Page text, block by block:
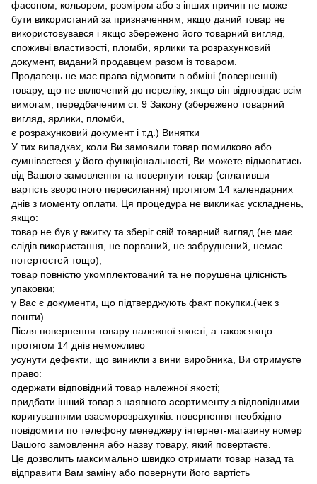
фасоном, кольором, розміром або з інших причин не може
бути використаний за призначенням, якщо даний товар не
використовувався і якщо збережено його товарний вигляд,
споживчі властивості, пломби, ярлики та розрахунковий
документ, виданий продавцем разом із товаром.
Продавець не має права відмовити в обміні (поверненні)
товару, що не включений до переліку, якщо він відповідає всім
вимогам, передбаченим ст. 9 Закону (збережено товарний
вигляд, ярлики, пломби,
є розрахунковий документ і т.д.) Винятки
У тих випадках, коли Ви замовили товар помилково або
сумніваєтеся у його функціональності, Ви можете відмовитись
від Вашого замовлення та повернути товар (сплативши
вартість зворотного пересилання) протягом 14 календарних
днів з моменту оплати. Ця процедура не викликає ускладнень,
якщо:
товар не був у вжитку та зберіг свій товарний вигляд (не має
слідів використання, не порваний, не забруднений, немає
потертостей тощо);
товар повністю укомплектований та не порушена цілісність
упаковки;
у Вас є документи, що підтверджують факт покупки.(чек з
пошти)
Після повернення товару належної якості, а також якщо
протягом 14 днів неможливо
усунути дефекти, що виникли з вини виробника, Ви отримуєте
право:
одержати відповідний товар належної якості;
придбати інший товар з наявного асортименту з відповідними
коригуваннями взаєморозрахунків. повернення необхідно
повідомити по телефону менеджеру інтернет-магазину номер
Вашого замовлення або назву товару, який повертаєте.
Це дозволить максимально швидко отримати товар назад та
відправити Вам заміну або повернути його вартість